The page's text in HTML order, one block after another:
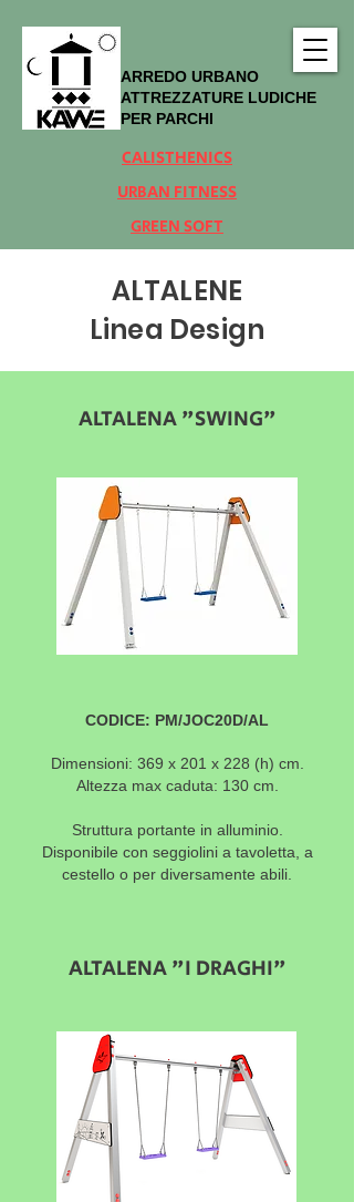
ARREDO URBANO
ATTREZZATURE LUDICHE
PER PARCHI
CALISTHENICS
URBAN FITNESS
GREEN SOFT
ALTALENE
Linea Design
ALTALENA "SWING"
CODICE: PM/JOC20D/AL
Dimensioni: 369 x 201 x 228 (h) cm.
Altezza max caduta: 130 cm.
Struttura portante in alluminio.
Disponibile con seggiolini a tavoletta, a
cestello o per diversamente abili.
ALTALENA "I DRAGHI"